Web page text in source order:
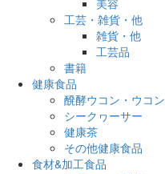
工芸・雑貨・他
雑貨・他
工芸品
書籍
健康食品
醗酵ウコン・ウコン
シークヮーサー
健康茶
その他健康食品
食材&加工食品